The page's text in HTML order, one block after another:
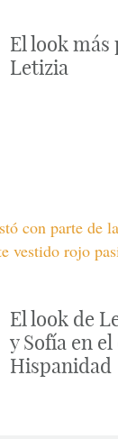
El look más
Letizia
con parte de
vestido rojo
El look de
y Sofía en
Hispanidad